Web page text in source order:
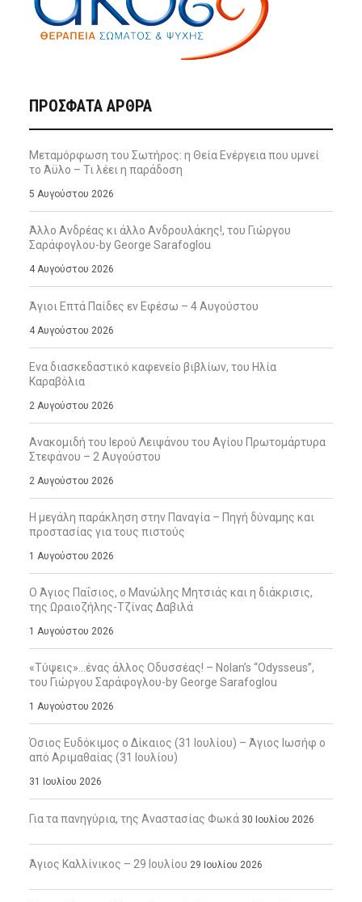
ΠΡΌΣΦΑΤΑ ΆΡΘΡΑ
Μεταμόρφωση του Σωτήρος: η Θεία Ενέργεια που υμνεί
το Άϋλο – Τι λέει η παράδοση
5 Αυγούστου 2026
Άλλο Ανδρέας κι άλλο Ανδρουλάκης!, του Γιώργου
Σαράφογλου-by George Sarafoglou
4 Αυγούστου 2026
Άγιοι Επτά Παίδες εν Εφέσω – 4 Αυγούστου
4 Αυγούστου 2026
Ενα διασκεδαστικό καφενείο βιβλίων, του Ηλία
Καραβόλια
2 Αυγούστου 2026
Ανακομιδή του Ιερού Λειψάνου του Αγίου Πρωτομάρτυρα
Στεφάνου – 2 Αυγούστου
2 Αυγούστου 2026
Η μεγάλη παράκληση στην Παναγία – Πηγή δύναμης και
προστασίας για τους πιστούς
1 Αυγούστου 2026
Ο Άγιος Παΐσιος, ο Μανώλης Μητσιάς και η διάκρισις,
της Ωραιοζήλης-Τζίνας Δαβιλά
1 Αυγούστου 2026
«Τύψεις»…ένας άλλος Οδυσσέας! – Nolan’s “Odysseus”,
του Γιώργου Σαράφογλου-by George Sarafoglou
1 Αυγούστου 2026
Όσιος Ευδόκιμος ο Δίκαιος (31 Ιουλίου) – Άγιος Ιωσήφ ο
από Αριμαθαίας (31 Ιουλίου)
31 Ιουλίου 2026
Για τα πανηγύρια, της Αναστασίας Φωκά 30 Ιουλίου 2026
Άγιος Καλλίνικος – 29 Ιουλίου 29 Ιουλίου 2026